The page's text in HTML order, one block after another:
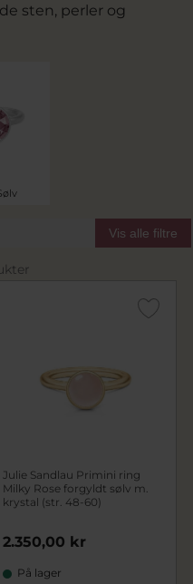
sten, perler og
i 925 sterlingsølv og
Vis alle filtre
Julie Sandlau Primini ring
Milky Rose forgyldt sølv m.
krystal (str. 48-60)
2.350,00 kr
På lager